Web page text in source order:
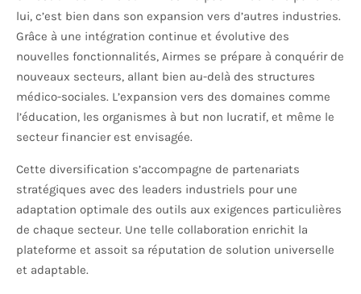
lui, c’est bien dans son expansion vers d’autres industries.
Grâce à une intégration continue et évolutive des
nouvelles fonctionnalités, Airmes se prépare à conquérir de
nouveaux secteurs, allant bien au-delà des structures
médico-sociales. L’expansion vers des domaines comme
l’éducation, les organismes à but non lucratif, et même le
secteur financier est envisagée.
Cette diversification s’accompagne de partenariats
stratégiques avec des leaders industriels pour une
adaptation optimale des outils aux exigences particulières
de chaque secteur. Une telle collaboration enrichit la
plateforme et assoit sa réputation de solution universelle
et adaptable.